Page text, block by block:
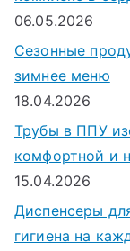
06.05.2026
Сезонные
зимнее меню
18.04.2026
Трубы в ППУ
комфортной и
15.04.2026
Диспенсеры
гигиена на